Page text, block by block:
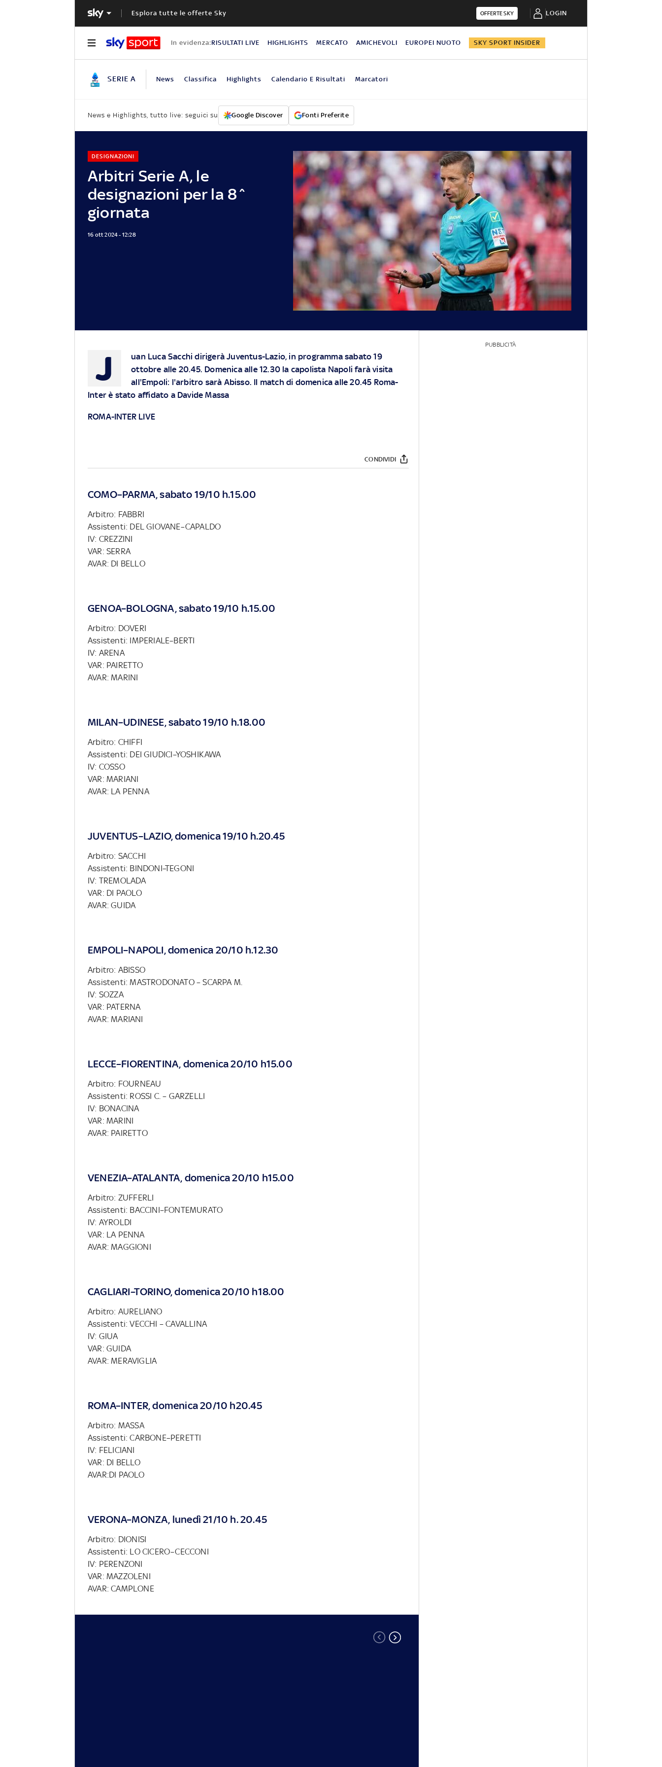
Esplora tutte le offerte Sky OFFERTE SKY LOGIN
In evidenza:RISULTATI LIVE HIGHLIGHTS MERCATO AMICHEVOLI EUROPEI NUOTO SKY SPORT INSIDER
SERIE A News Classifica Highlights Calendario E Risultati Marcatori
News e Highlights, tutto live: seguici su Google Discover Fonti Preferite
Arbitri Serie A, le
designazioni per la 8^
giornata
DESIGNAZIONI
16 ott 2024 - 12:28
J
uan Luca Sacchi dirigerà Juventus-Lazio, in programma sabato 19
ottobre alle 20.45. Domenica alle 12.30 la capolista Napoli farà visita
all'Empoli: l'arbitro sarà Abisso. Il match di domenica alle 20.45 Roma-
Inter è stato affidato a Davide Massa
ROMA-INTER LIVE
CONDIVIDI
COMO–PARMA, sabato 19/10 h.15.00
Arbitro: FABBRI
Assistenti: DEL GIOVANE–CAPALDO
IV: CREZZINI
VAR: SERRA
AVAR: DI BELLO
GENOA–BOLOGNA, sabato 19/10 h.15.00
Arbitro: DOVERI
Assistenti: IMPERIALE–BERTI
IV: ARENA
VAR: PAIRETTO
AVAR: MARINI
MILAN–UDINESE, sabato 19/10 h.18.00
Arbitro: CHIFFI
Assistenti: DEI GIUDICI–YOSHIKAWA
IV: COSSO
VAR: MARIANI
AVAR: LA PENNA
JUVENTUS–LAZIO, domenica 19/10 h.20.45
Arbitro: SACCHI
Assistenti: BINDONI–TEGONI
IV: TREMOLADA
VAR: DI PAOLO
AVAR: GUIDA
EMPOLI–NAPOLI, domenica 20/10 h.12.30
Arbitro: ABISSO
Assistenti: MASTRODONATO – SCARPA M.
IV: SOZZA
VAR: PATERNA
AVAR: MARIANI
LECCE–FIORENTINA, domenica 20/10 h15.00
Arbitro: FOURNEAU
Assistenti: ROSSI C. – GARZELLI
IV: BONACINA
VAR: MARINI
AVAR: PAIRETTO
VENEZIA–ATALANTA, domenica 20/10 h15.00
Arbitro: ZUFFERLI
Assistenti: BACCINI–FONTEMURATO
IV: AYROLDI
VAR: LA PENNA
AVAR: MAGGIONI
CAGLIARI–TORINO, domenica 20/10 h18.00
Arbitro: AURELIANO
Assistenti: VECCHI – CAVALLINA
IV: GIUA
VAR: GUIDA
AVAR: MERAVIGLIA
ROMA–INTER, domenica 20/10 h20.45
Arbitro: MASSA
Assistenti: CARBONE–PERETTI
IV: FELICIANI
VAR: DI BELLO
AVAR:DI PAOLO
VERONA–MONZA, lunedì 21/10 h. 20.45
Arbitro: DIONISI
Assistenti: LO CICERO–CECCONI
IV: PERENZONI
VAR: MAZZOLENI
AVAR: CAMPLONE
PUBBLICITÀ